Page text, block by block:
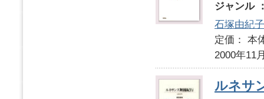
ジャンル
石塚由紀子
定価：
2000年11
ルネサ